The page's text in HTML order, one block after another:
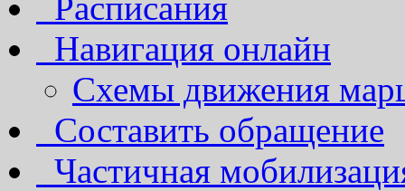
Навигация онлайн
Схемы движения
Составить обращение
Частичная